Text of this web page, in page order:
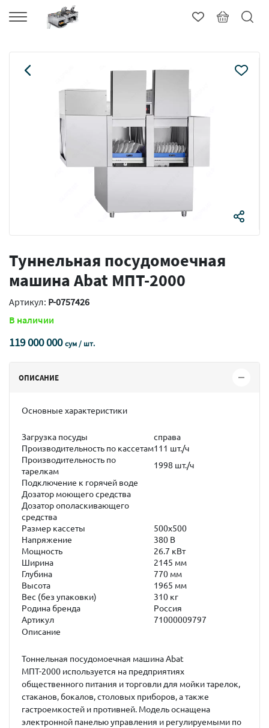
Туннельная посудомоечная
машина Abat МПТ-2000
Артикул: P-0757426
В наличии
119 000 000сум / шт.
ОПИСАНИЕ
Основные характеристики
Загрузка посуды
справа
Производительность по кассетам111 шт./ч
Производительность по
тарелкам
1998 шт./ч
Подключение к горячей воде
Дозатор моющего средства
Дозатор ополаскивающего
средства
Размер кассеты
500х500
Напряжение
380 В
Мощность
26.7 кВт
Ширина
2145 мм
Глубина
770 мм
Высота
1965 мм
Вес (без упаковки)
310 кг
Родина бренда
Россия
Артикул
71000009797
Описание
Тоннельная посудомоечная машинаAbat
МПТ-2000 используется на предприятиях
общественного питания и торговли для мойки тарелок,
стаканов, бокалов, столовых приборов, а также
гастроемкостей и противней. Модель оснащена
электронной панелью управления и регулируемыми по